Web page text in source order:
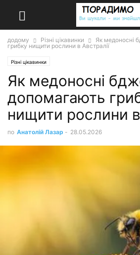
додому Різні цікавинки
Як медоносні
грибку нищити рослини в Австралії
Різні цікавинки
Як медоносні
допомагають
нищити рослини в
по Анатолій Лазар - 28.05.2026